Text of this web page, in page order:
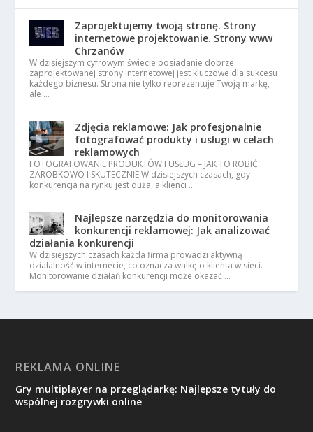
Zaprojektujemy twoją stronę. Strony
internetowe projektowanie. Strony www
Chrzanów
W dzisiejszym cyfrowym świecie posiadanie dobrze
zaprojektowanej strony internetowej jest kluczowe dla sukcesu
każdego biznesu. Strona nie tylko reprezentuje Twoją markę,
ale …
Zdjęcia reklamowe: Jak profesjonalnie
fotografować produkty i usługi w celach
reklamowych
FOTOGRAFOWANIE PRODUKTÓW I USŁUG – JAK TO ROBIĆ
ZAROBKOWO I SKUTECZNIE W dzisiejszych czasach, gdy
konkurencja na rynku jest duża, a klienci …
Najlepsze narzędzia do monitorowania
konkurencji reklamowej: Jak analizować
działania konkurencji
W dzisiejszych czasach każda firma prowadzi aktywną
działalność w internecie, co oznacza walkę o klienta w sieci.
Monitorowanie działań konkurencji może okazać …
REKLAMA ONLINE
Gry multiplayer na przeglądarkę: Najlepsze tytuły do
wspólnej rozgrywki online